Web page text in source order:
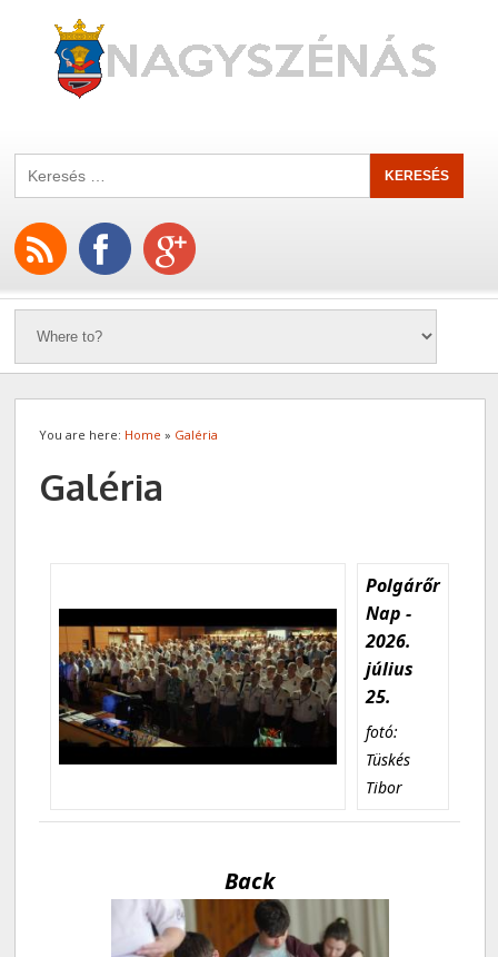
You are here: Home » Galéria
Galéria
Polgárőr
Nap -
2026.
július
25.
fotó:
Tüskés
Tibor
Back